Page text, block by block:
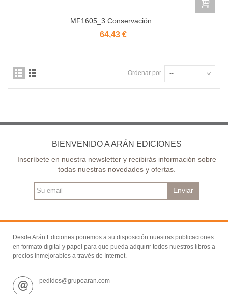
MF1605_3 Conservación...
64,43 €
Ordenar por --
BIENVENIDO A ARÁN EDICIONES
Inscríbete en nuestra newsletter y recibirás información sobre
todas nuestras novedades y ofertas.
Enviar
Desde Arán Ediciones ponemos a su disposición nuestras publicaciones
en formato digital y papel para que pueda adquirir todos nuestros libros a
precios inmejorables a través de Internet.
pedidos@grupoaran.com